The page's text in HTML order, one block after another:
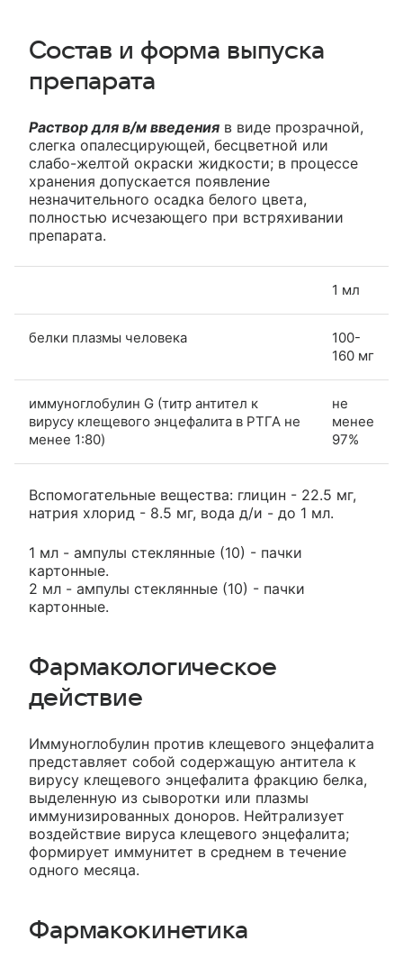
Состав и форма выпуска
препарата
Раствор для в/м введения в виде прозрачной,
слегка опалесцирующей, бесцветной или
слабо-желтой окраски жидкости; в процессе
хранения допускается появление
незначительного осадка белого цвета,
полностью исчезающего при встряхивании
препарата.
1 мл
белки плазмы человека
100-
160 мг
иммуноглобулин G (титр антител к
вирусу клещевого энцефалита в РТГА не
менее 1:80)
не
менее
97%
Вспомогательные вещества: глицин - 22.5 мг,
натрия хлорид - 8.5 мг, вода д/и - до 1 мл.
1 мл - ампулы стеклянные (10) - пачки
картонные.
2 мл - ампулы стеклянные (10) - пачки
картонные.
Фармакологическое
действие
Иммуноглобулин против клещевого энцефалита
представляет собой содержащую антитела к
вирусу клещевого энцефалита фракцию белка,
выделенную из сыворотки или плазмы
иммунизированных доноров. Нейтрализует
воздействие вируса клещевого энцефалита;
формирует иммунитет в среднем в течение
одного месяца.
Фармакокинетика